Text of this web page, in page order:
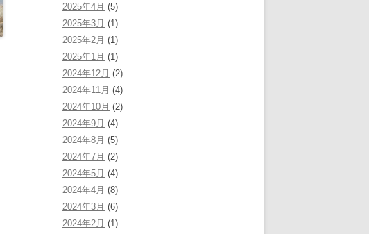
2025年4月 (5)
2025年3月 (1)
2025年2月 (1)
2025年1月 (1)
2024年12月 (2)
2024年11月 (4)
2024年10月 (2)
2024年9月 (4)
2024年8月 (5)
2024年7月 (2)
2024年5月 (4)
2024年4月 (8)
2024年3月 (6)
2024年2月 (1)